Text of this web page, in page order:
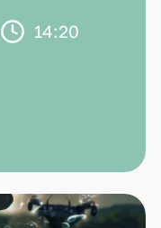
14:20